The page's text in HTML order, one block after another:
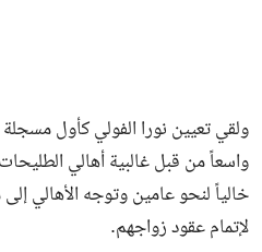
ولقي تعيين نورا الفولي كأول
واسعاً من قبل غالبية أهالي
خالياً لنحو عامين وتوجه الأهالي
لإتمام عقود زواجهم.